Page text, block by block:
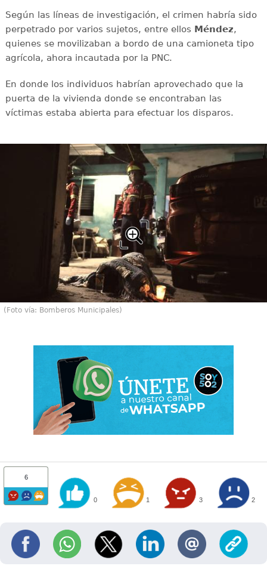
Según las líneas de investigación, el crimen habría sido
perpetrado por varios sujetos, entre ellos Méndez,
quienes se movilizaban a bordo de una camioneta tipo
agrícola, ahora incautada por la PNC.
En donde los individuos habrían aprovechado que la
puerta de la vivienda donde se encontraban las
víctimas estaba abierta para efectuar los disparos.
(Foto vía: Bomberos Municipales)
6
0 1 3 2